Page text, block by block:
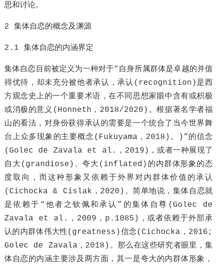
思和讨论。
2 集体自恋的概念及渊源
2.1 集体自恋的内涵界定
集体自恋目前被定义为一种对于“自身所属群体是卓越的并值
得优待，却未充分被他者承认，承认(recognition)是西
方观念史上的一个重要术语，在不同思想家眼中含有或积极
或消极的意义(Honneth，2018/2020)。根据著名学者福
山的看法，对身份获得承认的需要是一个统合了当今世界舞
台上众多现象的主要概念(Fukuyama，2018)。)”的信念
(Golec de Zavala et al.，2019)，或者一种展现了
自大(grandiose)、夸大(inflated)的内群体形象的态
度取向，而这种形象又依赖于外界对内群体价值的承认
(Cichocka & Cislak，2020)。简单地说，集体自恋就
是依赖于“他者之钦佩和承认”的集体自尊(Golec de
Zavala et al.，2009，p.1085)，或者依赖于外部承
认的内群体伟大性(greatness)信念(Cichocka，2016;
Golec de Zavala，2018)。那么在这些研究者眼里，集
体自恋的内涵主要涉及两方面，其一是夸大的内群体形象，